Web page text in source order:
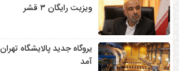
ویزیت رایگان ۳ قشر
یروگاه جدید پالایشگاه
آمد